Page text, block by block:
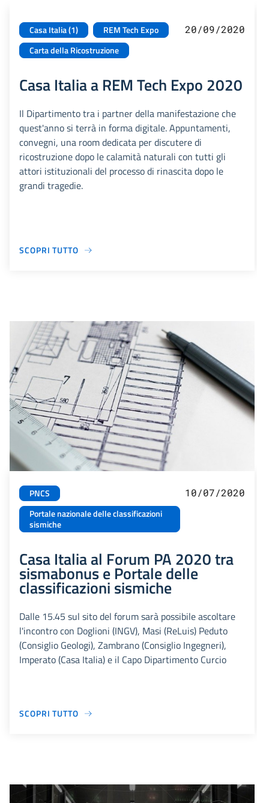
Casa Italia (1)
REM Tech Expo
Carta della Ricostruzione
20/09/2020
Casa Italia a REM Tech Expo 2020
Il Dipartimento tra i partner della manifestazione che
quest'anno si terrà in forma digitale. Appuntamenti,
convegni, una room dedicata per discutere di
ricostruzione dopo le calamità naturali con tutti gli
attori istituzionali del processo di rinascita dopo le
grandi tragedie.
SCOPRI TUTTO
PNCS
Portale nazionale delle classificazioni
sismiche
10/07/2020
Casa Italia al Forum PA 2020 tra
sismabonus e Portale delle
classificazioni sismiche
Dalle 15.45 sul sito del forum sarà possibile ascoltare
l'incontro con Doglioni (INGV), Masi (ReLuis) Peduto
(Consiglio Geologi), Zambrano (Consiglio Ingegneri),
Imperato (Casa Italia) e il Capo Dipartimento Curcio
SCOPRI TUTTO